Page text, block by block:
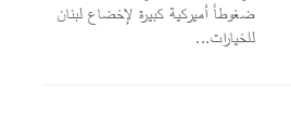
ضغوطاً أميركية كبيرة لإخضاع لبنان
للخيارات...